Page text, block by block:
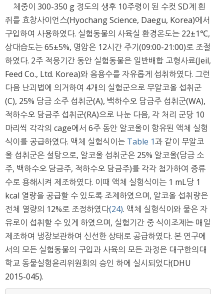
체중이 300-350 g 정도의 생후 10주령이 된 수컷 SD계 흰
쥐를 효창사이언스(Hyochang Science, Daegu, Korea)에서
구입하여 사용하였다. 실험동물의 사육실 환경온도는 22±1℃,
상대습도는 65±5%, 명암은 12시간 주기(09:00-21:00)로 조절
하였다. 2주 적응기간 동안 실험동물은 일반배합 고형사료(Jeil,
Feed Co., Ltd. Korea)와 음용수를 자유롭게 섭취하였다. 그런
다음 난괴법에 의거하여 4개의 실험군으로 무알코올 섭취군
(C), 25% 담금 소주 섭취군(A), 백하수오 담금주 섭취군(WA),
적하수오 담금주 섭취군(RA)으로 나눈 다음, 각 처리 군당 10
마리씩 각각의 cage에서 6주 동안 알코올이 함유된 액체 실험
식이를 공급하였다. 액체 실험식이는 Table 1과 같이 무알코
올 섭취군은 설탕으로, 알코올 섭취군은 25% 알코올(담금 소
주, 백하수오 담금주, 적하수오 담금주)를 각각 첨가하여 증류
수로 용해시켜 제조하였다. 이때 액체 실험식이는 1 mL당 1
kcal 열량을 공급할 수 있도록 조제하였으며, 알코올 섭취량은
전체 열량의 12%로 조정하였다(24). 액체 실험식이와 물은 자
유로이 섭취할 수 있게 하였으며, 실험기간 중 식이조제는 매일
제조하여 냉장보관하여 신선한 상태로 공급하였다. 본 연구에
서의 모든 실험동물의 구입과 사육의 모든 과정은 대구한의대
학교 동물실험윤리위원회의 승인 하에 실시되었다(DHU
2015-045).